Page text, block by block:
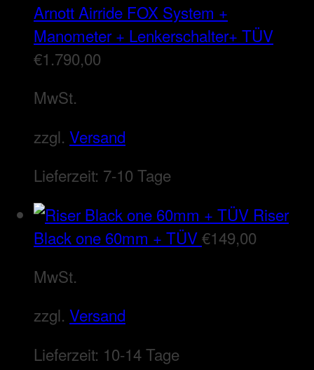
Arnott Airride FOX System +
Manometer + Lenkerschalter+ TÜV
€1.790,00
MwSt.
zzgl. Versand
Lieferzeit: 7-10 Tage
Riser
Black one 60mm + TÜV€149,00
MwSt.
zzgl. Versand
Lieferzeit: 10-14 Tage